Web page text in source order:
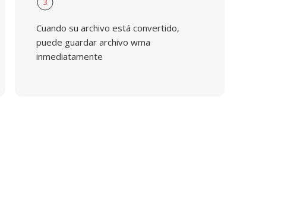
3
Cuando su archivo está convertido,
puede guardar archivo wma
inmediatamente